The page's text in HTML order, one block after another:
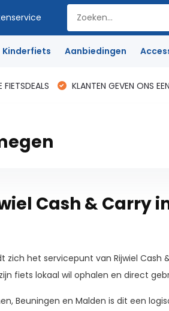
Kinderfiets Aanbiedingen
KLANTEN GEVEN ONS
Cash & Carry
zich het servicepunt van Rijwiel Cash
fiets lokaal wil ophalen en direct
Beuningen en Malden is dit een